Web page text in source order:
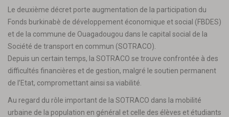
Le deuxième décret porte augmentation de la participation du
Fonds burkinabè de développement économique et social (FBDES)
et de la commune de Ouagadougou dans le capital social de la
Société de transport en commun (SOTRACO).
Depuis un certain temps, la SOTRACO se trouve confrontée à des
difficultés financières et de gestion, malgré le soutien permanent
de l’Etat, compromettant ainsi sa viabilité.
Au regard du rôle important de la SOTRACO dans la mobilité
urbaine de la population en général et celle des élèves et étudiants